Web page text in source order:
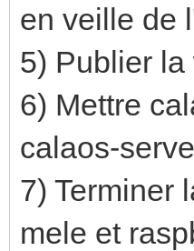
en veille de
5) Publier
6) Mettre
calaos-
7) Terminer
mele et